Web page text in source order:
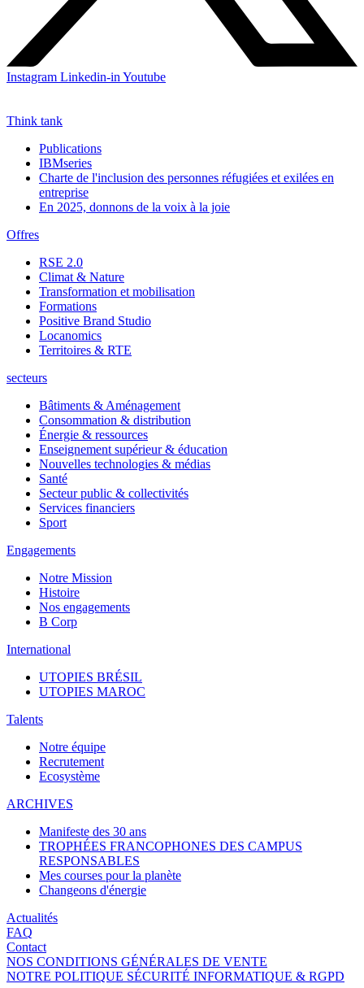
Instagram Linkedin-in Youtube
Think tank
Publications
IBMseries
Charte de l'inclusion des personnes réfugiées et exilées en
entreprise
En 2025, donnons de la voix à la joie
Offres
RSE 2.0
Climat & Nature
Transformation et mobilisation
Formations
Positive Brand Studio
Locanomics
Territoires & RTE
secteurs
Bâtiments & Aménagement
Consommation & distribution
Énergie & ressources
Enseignement supérieur & éducation
Nouvelles technologies & médias
Santé
Secteur public & collectivités
Services financiers
Sport
Engagements
Notre Mission
Histoire
Nos engagements
B Corp
International
UTOPIES BRÉSIL
UTOPIES MAROC
Talents
Notre équipe
Recrutement
Ecosystème
ARCHIVES
Manifeste des 30 ans
TROPHÉES FRANCOPHONES DES CAMPUS
RESPONSABLES
Mes courses pour la planète
Changeons d'énergie
Actualités
FAQ
Contact
NOS CONDITIONS GÉNÉRALES DE VENTE
NOTRE POLITIQUE SÉCURITÉ INFORMATIQUE & RGPD